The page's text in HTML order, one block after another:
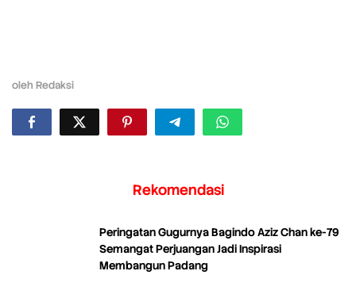
oleh Redaksi
Rekomendasi
Peringatan Gugurnya Bagindo Aziz Chan ke-79
Semangat Perjuangan Jadi Inspirasi
Membangun Padang